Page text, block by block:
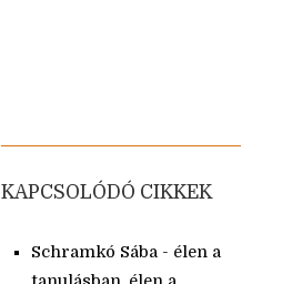
KAPCSOLÓDÓ CIKKEK
Schramkó Sába - élen a